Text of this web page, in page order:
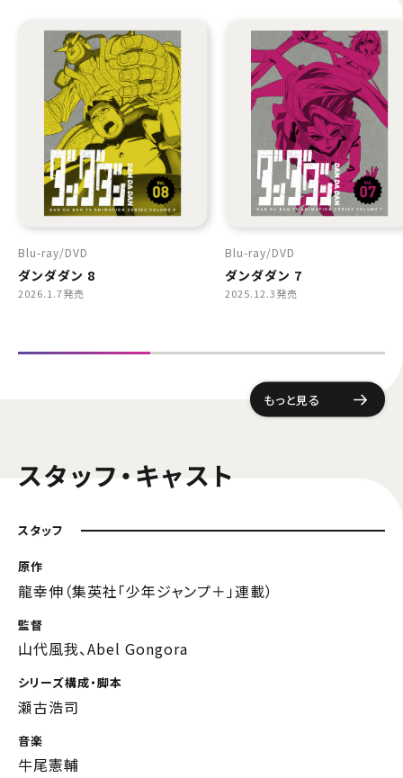
Blu-ray DVD
ダンダダン 8
2026.1.7発売
Blu-ray DVD
ダンダダン 7
2025.12.3発売
もっと見る
スタッフ・キャスト
スタッフ
原作
龍幸伸（集英社「少年ジャンプ＋」連載）
監督
山代風我、Abel Gongora
シリーズ構成・脚本
瀬古浩司
音楽
牛尾憲輔